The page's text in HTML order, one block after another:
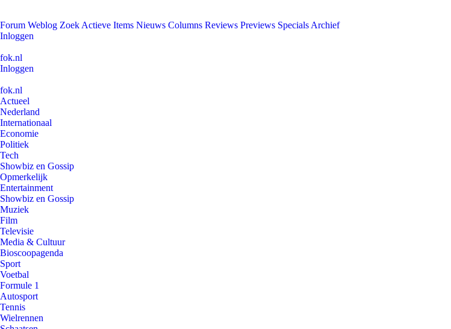
Forum Weblog Zoek Actieve Items Nieuws Columns Reviews Previews Specials Archief
Inloggen
fok.nl
Inloggen
fok.nl
Actueel
Nederland
Internationaal
Economie
Politiek
Tech
Showbiz en Gossip
Opmerkelijk
Entertainment
Showbiz en Gossip
Muziek
Film
Televisie
Media & Cultuur
Bioscoopagenda
Sport
Voetbal
Formule 1
Autosport
Tennis
Wielrennen